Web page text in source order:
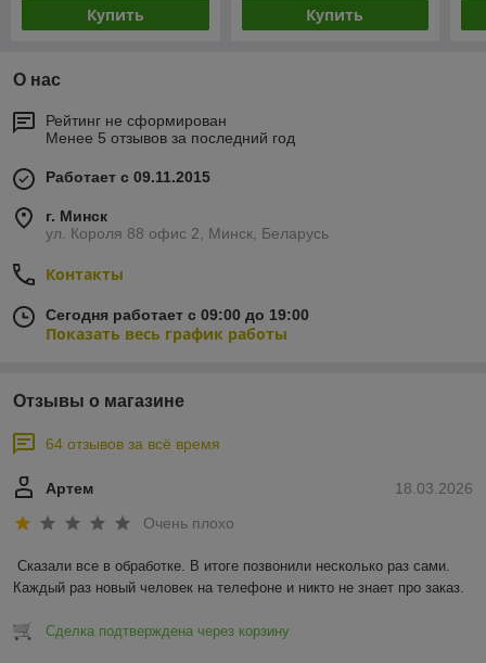
Купить Купить
О нас
Рейтинг не сформирован
Менее 5 отзывов за последний год
Работает с 09.11.2015
г. Минск
ул. Короля 88 офис 2, Минск, Беларусь
Контакты
Сегодня работает с 09:00 до 19:00
Показать весь график работы
Отзывы о магазине
64 отзывов за всё время
18.03.2026
Артем
Очень плохо
Сказали все в обработке. В итоге позвонили несколько раз сами.
Каждый раз новый человек на телефоне и никто не знает про заказ.
Сделка подтверждена через корзину